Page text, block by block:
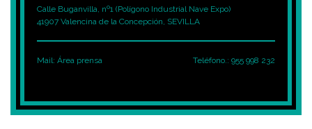
Calle Buganvilla, nº1 (Polígono Industrial Nave Expo)
41907 Valencina de la Concepción, SEVILLA
Mail: Área prensa Teléfono.: 955 998 232